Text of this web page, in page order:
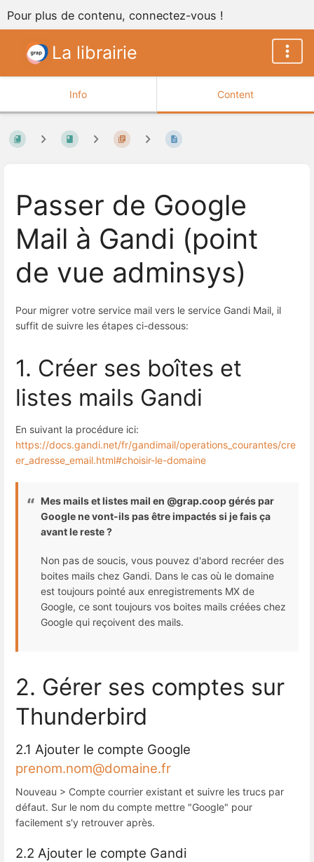
Pour plus de contenu, connectez-vous !
La librairie
Info Content
Passer de Google
Mail à Gandi (point
de vue adminsys)
Pour migrer votre service mail vers le service Gandi Mail, il
suffit de suivre les étapes ci-dessous:
1. Créer ses boîtes et
listes mails Gandi
En suivant la procédure ici:
https://docs.gandi.net/fr/gandimail/operations_courantes/cre
er_adresse_email.html#choisir-le-domaine
Mes mails et listes mail en @grap.coop gérés par
Google ne vont-ils pas être impactés si je fais ça
avant le reste ?
Non pas de soucis, vous pouvez d'abord recréer des
boites mails chez Gandi. Dans le cas où le domaine
est toujours pointé aux enregistrements MX de
Google, ce sont toujours vos boites mails créées chez
Google qui reçoivent des mails.
2. Gérer ses comptes sur
Thunderbird
2.1 Ajouter le compte Google
prenom.nom@domaine.fr
Nouveau > Compte courrier existant et suivre les trucs par
défaut. Sur le nom du compte mettre "Google" pour
facilement s'y retrouver après.
2.2 Ajouter le compte Gandi